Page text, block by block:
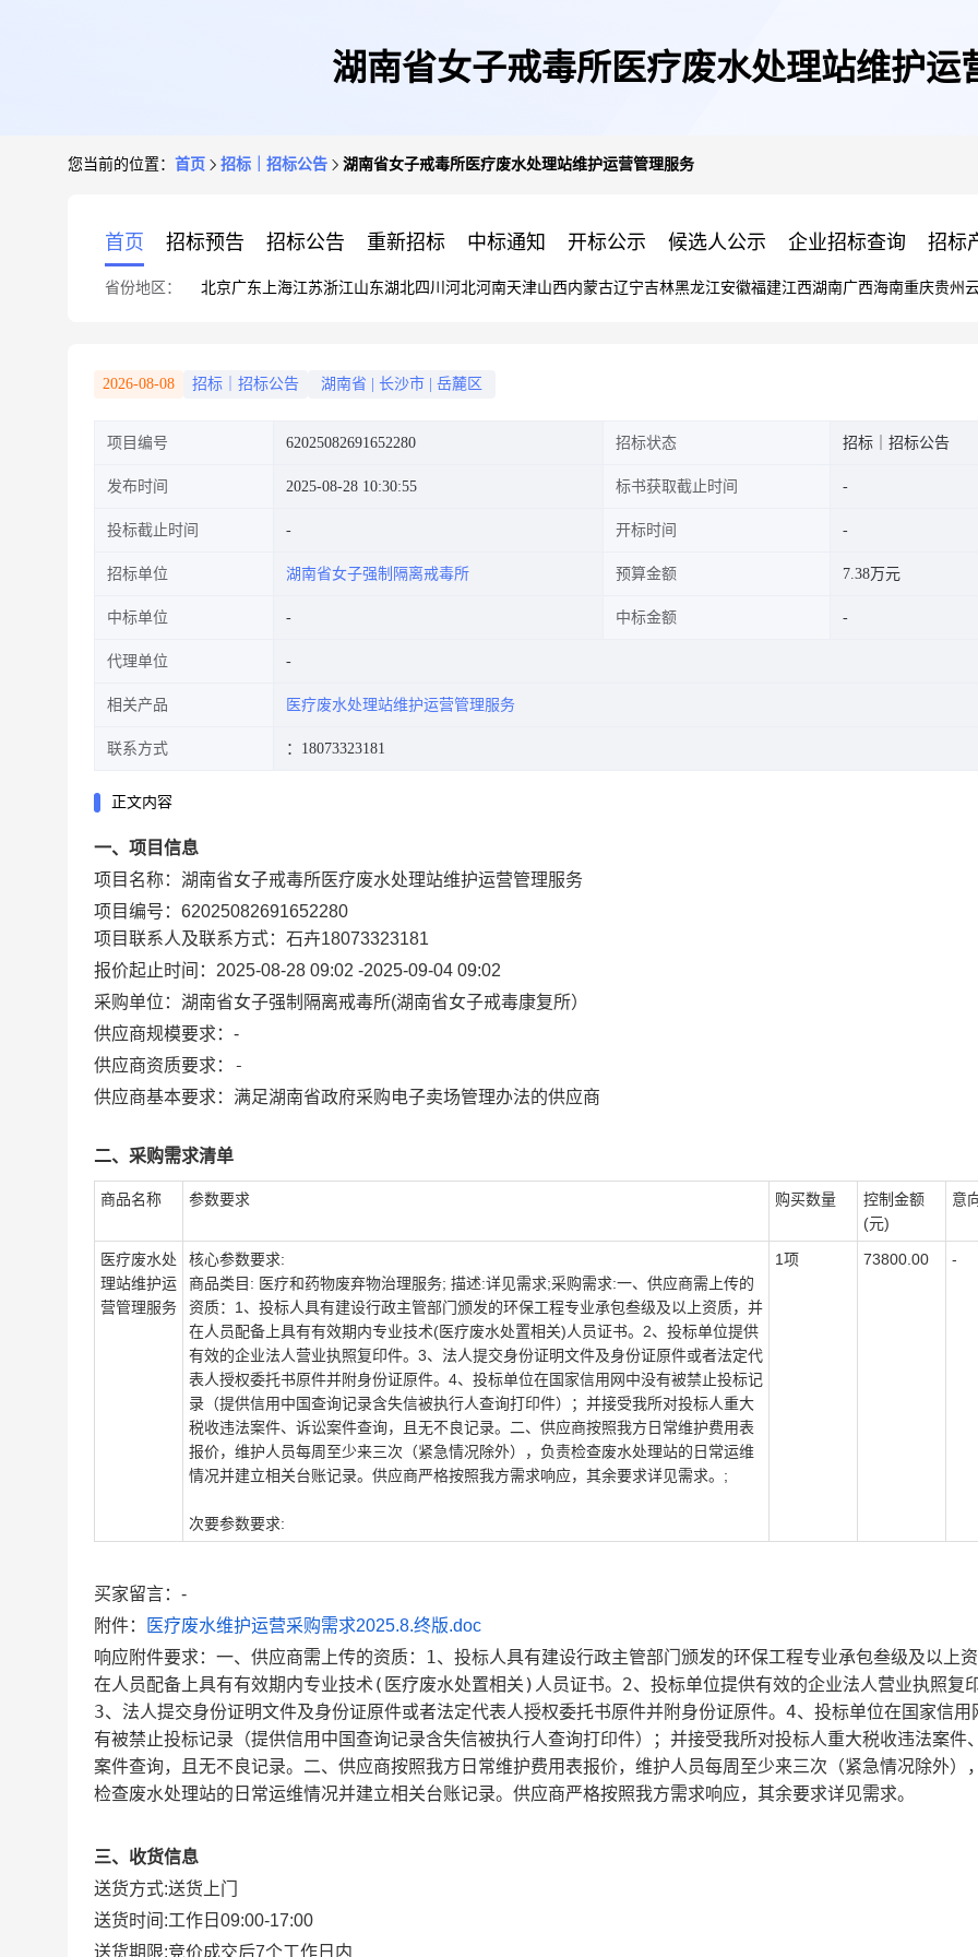
湖南省女子戒毒所医疗废水处理站维护运
您当前的位置： 首页 招标｜招标公告 湖南省女子戒毒所医疗废水处理站维护运营管理服务
首页 招标预告 招标公告 重新招标 中标通知 开标公示 候选人公示 企业招标查询 招标
省份地区： 北京广东 上海江苏浙江山东湖北四川 河北河南天津山西内蒙古辽宁吉林黑龙江安徽福建江西湖南广西海南重庆贵州
2026-08-08 招标｜招标公告 湖南省 长沙市 岳麓区
项目编号 62025082691652280 招标状态 招标｜招标公告
发布时间 2025-08-28 10:30:55 标书获取截止时间
投标截止时间 开标时间
招标单位 湖南省女子强制隔离戒毒所 预算金额 7.38万元
中标单位 中标金额
代理单位
相关产品 医疗废水处理站维护运营管理服务
联系方式 ：18073323181
正文内容
一、项目信息
项目名称： 湖南省女子戒毒所医疗废水处理站维护运营管理服务
项目编号： 62025082691652280
项目联系人及联系方式： 石卉18073323181
报价起止时间： 2025-08-28 09:02 -2025-09-04 09:02
采购单位： 湖南省女子强制隔离戒毒所(湖南省女子戒毒康复所）
供应商规模要求： -
供应商资质要求：
-
供应商基本要求：满足湖南省政府采购电子卖场管理办法的供应商
二、采购需求清单
商品名称 参数要求 购买数量
控制金额
(元)
意
医疗废水处
理站维护运
营管理服务
核心参数要求:
商品类目: 医疗和药物废弃物治理服务; 描述:详见需求;采购需求:一、供应商需上传的
资质：1、投标人具有建设行政主管部门颁发的环保工程专业承包叁级及以上资质，并
在人员配备上具有有效期内专业技术(医疗废水处置相关)人员证书。2、投标单位提供
有效的企业法人营业执照复印件。3、法人提交身份证明文件及身份证原件或者法定代
表人授权委托书原件并附身份证原件。4、投标单位在国家信用网中没有被禁止投标记
录（提供信用中国查询记录含失信被执行人查询打印件）；并接受我所对投标人重大
税收违法案件、诉讼案件查询，且无不良记录。二、供应商按照我方日常维护费用表
报价，维护人员每周至少来三次（紧急情况除外），负责检查废水处理站的日常运维
情况并建立相关台账记录。供应商严格按照我方需求响应，其余要求详见需求。;
次要参数要求:
1项 73800.00 -
买家留言：-
附件：
医疗废水维护运营采购需求2025.8.终版.doc
响应附件要求：一、供应商需上传的资质：1、投标人具有建设行政主管部门颁发的环保工程专业承包叁级及以上
在人员配备上具有有效期内专业技术(医疗废水处置相关)人员证书。2、投标单位提供有效的企业法人营业执照复
3、法人提交身份证明文件及身份证原件或者法定代表人授权委托书原件并附身份证原件。4、投标单位在国家信用
有被禁止投标记录（提供信用中国查询记录含失信被执行人查询打印件）；并接受我所对投标人重大税收违法案件
案件查询，且无不良记录。二、供应商按照我方日常维护费用表报价，维护人员每周至少来三次（紧急情况除外）
检查废水处理站的日常运维情况并建立相关台账记录。供应商严格按照我方需求响应，其余要求详见需求。
三、收货信息
送货方式:送货上门
送货时间:工作日09:00-17:00
送货期限:竞价成交后7个工作日内